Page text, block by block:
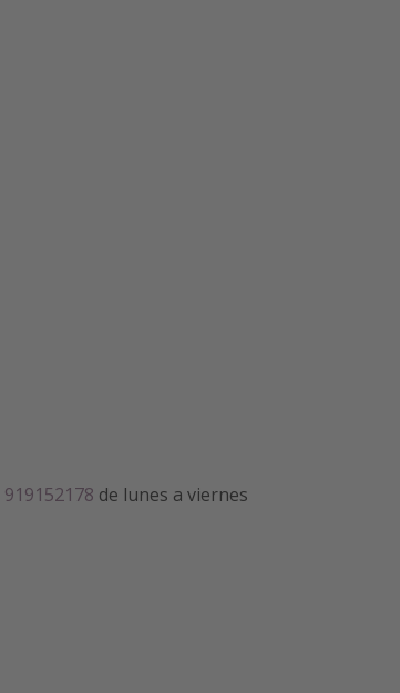
919152178 de lunes a viernes